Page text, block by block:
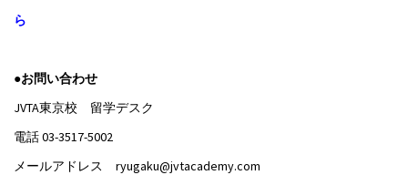
ら
●お問い合わせ
JVTA東京校 留学デスク
電話 03-3517-5002
メールアドレス ryugaku@jvtacademy.com